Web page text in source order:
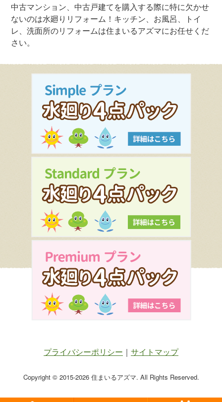
中古マンション、中古戸建てを購入する際に特に欠かせ
ないのは水廻りリフォーム！キッチン、お風呂、トイ
レ、洗面所のリフォームは住まいるアズマにお任せくだ
さい。
プライバシーポリシー ｜ サイトマップ
Copyright © 2015-2026 住まいるアズマ. All Rights Reserved.